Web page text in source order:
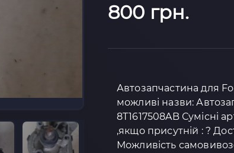
800 грн.
Автозапчастина для
можливі назви:
8T1617508AB Сумісні
,якщо присутній : ?
Можливість